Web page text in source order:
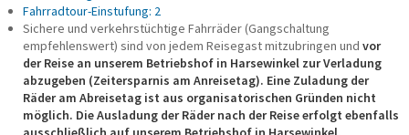
Fahrradtour-Einstufung: 2
Sichere und verkehrstüchtige Fahrräder (Gangschaltung
empfehlenswert) sind von jedem Reisegast mitzubringen und vor
der Reise an unserem Betriebshof in Harsewinkel zur Verladung
abzugeben (Zeitersparnis am Anreisetag). Eine Zuladung der
Räder am Abreisetag ist aus organisatorischen Gründen nicht
möglich. Die Ausladung der Räder nach der Reise erfolgt ebenfalls